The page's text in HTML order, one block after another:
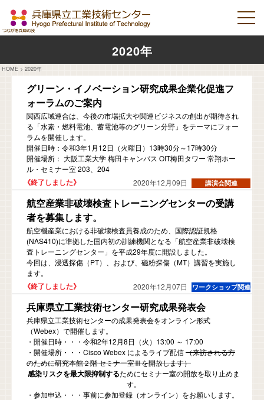
2020年
HOME > 2020年
2020年12月09日
グリーン・イノベーション研究成果企業化促進フ
ォーラムのご案内
関西広域連合は、今後の市場拡大や関連ビジネスの創出が期待され
る「水素・燃料電池、蓄電池等のグリーン分野」をテーマにフォー
ラムを開催します。
開催日時：令和3年1月12日（火曜日）13時30分～17時30分
開催場所： 大阪工業大学 梅田キャンパス OIT梅田タワー 常翔ホー
ル・セミナー室 203、204
2020年12月07日
航空産業非破壊検査トレーニングセンターの受講
者を募集します。
航空機産業における非破壊検査員養成のため、国際認証規格
(NAS410)に準拠した国内初の訓練機関となる「航空産業非破壊検
査トレーニングセンター」を平成29年度に開設しました。
今回は、浸透探傷（PT）、および、磁粉探傷（MT）講習を実施し
ます。
兵庫県立工業技術センター研究成果発表会
兵庫県立工業技術センターの成果発表会をオンライン形式
（Webex）で開催します。
・開催日時・・・令和2年12月8日（火）13:00 ～ 17:00
・開催場所・・・Cisco Webex によるライブ配信（来訪される方
のために研究本館２階 セミナー室Ⅲを開放します）
感染リスクを最大限抑制するためにセミナー室の開放を取り止めま
す。
・参加申込・・・事前に参加登録（オンライン）をお願いします。